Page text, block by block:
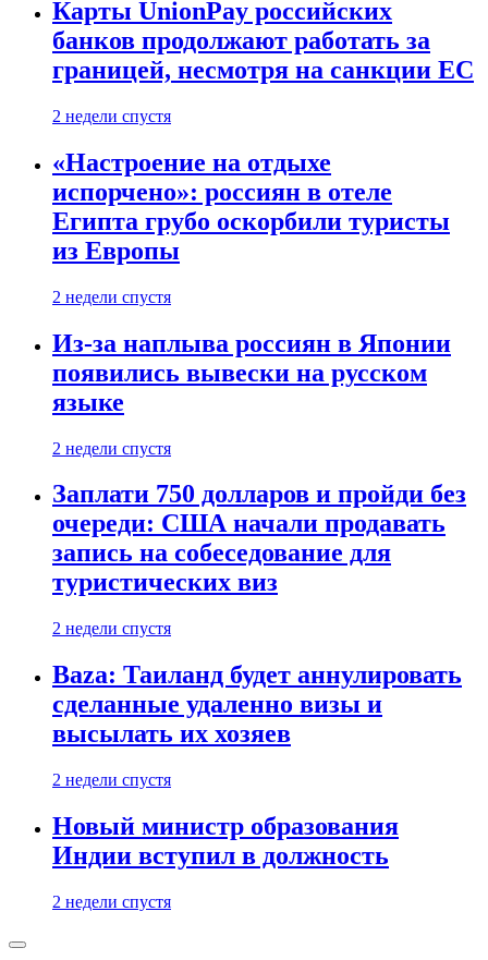
Карты UnionPay российских
банков продолжают работать за
границей, несмотря на санкции ЕС
2 недели спустя
«Настроение на отдыхе
испорчено»: россиян в отеле
Египта грубо оскорбили туристы
из Европы
2 недели спустя
Из-за наплыва россиян в Японии
появились вывески на русском
языке
2 недели спустя
Заплати 750 долларов и пройди без
очереди: США начали продавать
запись на собеседование для
туристических виз
2 недели спустя
Baza: Таиланд будет аннулировать
сделанные удаленно визы и
высылать их хозяев
2 недели спустя
Новый министр образования
Индии вступил в должность
2 недели спустя